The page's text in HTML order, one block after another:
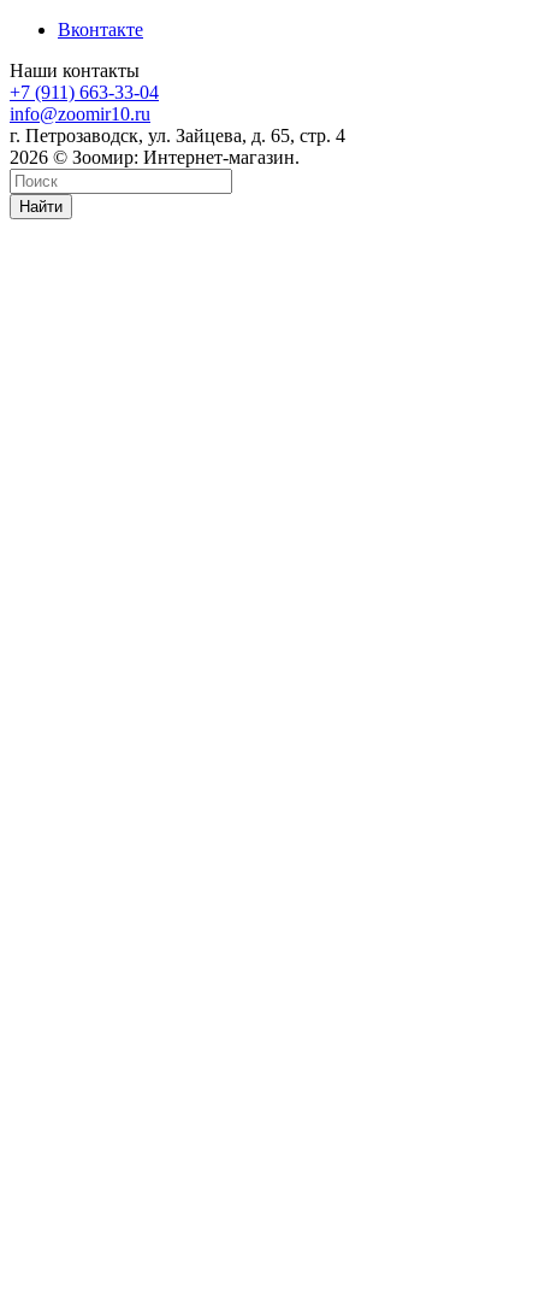
Вконтакте
Наши контакты
+7 (911) 663-33-04
info@zoomir10.ru
г. Петрозаводск, ул. Зайцева, д. 65, стр. 4
2026 © Зоомир: Интернет-магазин.
Найти